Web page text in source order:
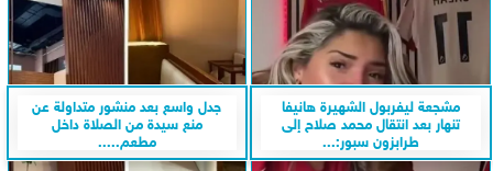
مشجعة ليفربول الشهيرة هانيفا
تنهار بعد انتقال محمد صلاح إلى
طرابزون سبور:...
جدل واسع بعد منشور متداولة عن
منع سيدة من الصلاة داخل
مطعم.....